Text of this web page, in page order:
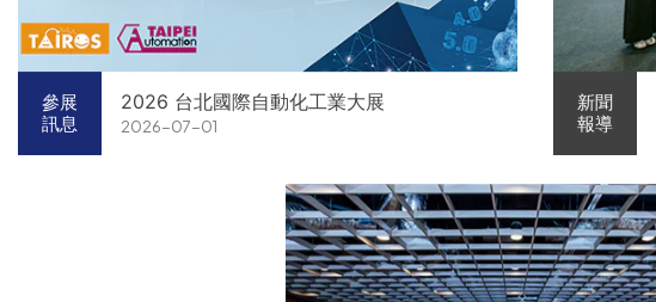
參展
訊息
2026 台北國際自動化工業大展
2026-07-01
新聞
報導